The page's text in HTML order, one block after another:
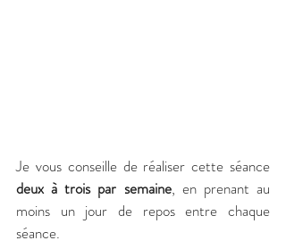
deux à trois par semaine, en prenant au
moins un jour de repos entre chaque
séance.